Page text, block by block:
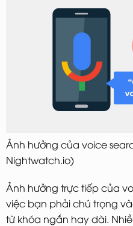
Ảnh hưởng của voice
Nightwatch.io)
Ảnh hưởng trực tiếp của
việc bạn phải chú trọng
từ khóa ngắn hay dài.